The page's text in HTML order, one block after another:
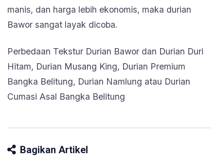
manis, dan harga lebih ekonomis, maka durian
Bawor sangat layak dicoba.
Perbedaan Tekstur Durian Bawor dan Durian Duri
Hitam, Durian Musang King, Durian Premium
Bangka Belitung, Durian Namlung atau Durian
Cumasi Asal Bangka Belitung
Bagikan Artikel